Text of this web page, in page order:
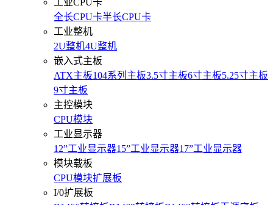
工业CPU卡
全长CPU卡半长CPU卡
工业整机
2U整机4U整机
嵌入式主板
ATX主板104系列主板3.5寸主板6寸主板5.25寸主板
9寸主板
主控模块
CPU模块
工业显示器
12”工业显示器15”工业显示器17”工业显示器
模块载板
CPU模块扩展板
I/0扩展板